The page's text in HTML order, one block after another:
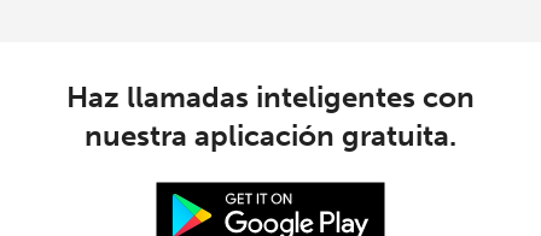
Haz llamadas inteligentes con
nuestra aplicación gratuita.